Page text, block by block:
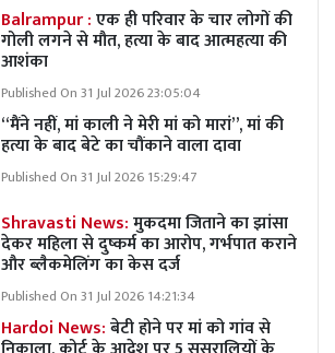
Balrampur :एक ही परिवार के चार लोगों की
गोली लगने से मौत, हत्या के बाद आत्महत्या की
आशंका
Published On 31 Jul 2026 23:05:04
“मैंने नहीं, मां काली ने मेरी मां को मारां”, मां की
हत्या के बाद बेटे का चौंकाने वाला दावा
Published On 31 Jul 2026 15:29:47
Shravasti News:मुकदमा जिताने का झांसा
देकर महिला से दुष्कर्म का आरोप, गर्भपात कराने
और ब्लैकमेलिंग का केस दर्ज
Published On 31 Jul 2026 14:21:34
Hardoi News:बेटी होने पर मां को गांव से